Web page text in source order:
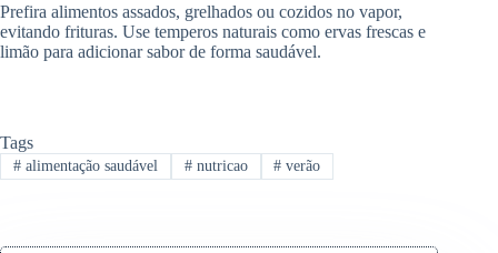
Prefira alimentos assados, grelhados ou cozidos no vapor,
evitando frituras. Use temperos naturais como ervas frescas e
limão para adicionar sabor de forma saudável.
Tags
#alimentação saudável #nutricao # verão